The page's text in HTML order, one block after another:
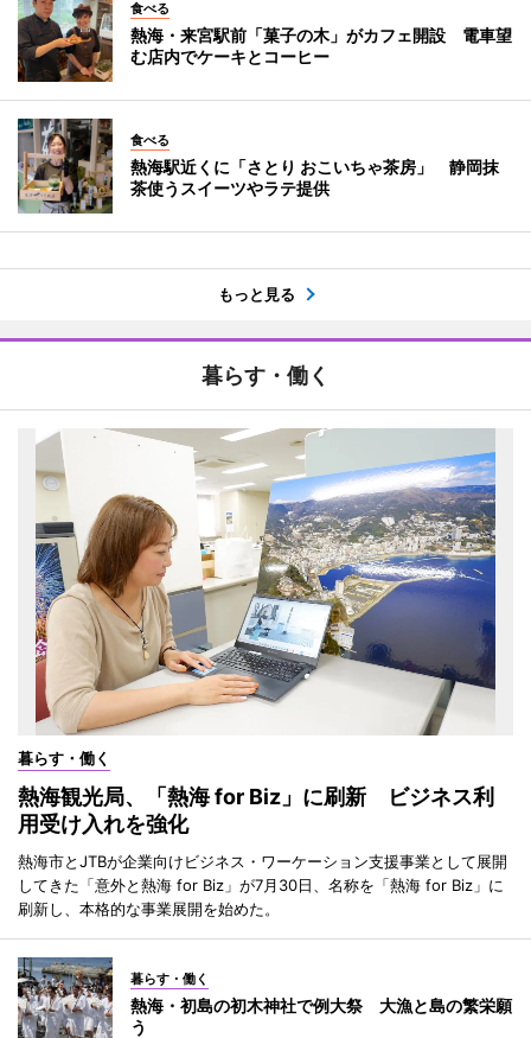
食べる
熱海・来宮駅前「菓子の木」がカフェ開設 電車望
む店内でケーキとコーヒー
食べる
熱海駅近くに「さとり おこいちゃ茶房」 静岡抹
茶使うスイーツやラテ提供
もっと見る
暮らす・働く
暮らす・働く
熱海観光局、「熱海 for Biz」に刷新 ビジネス利
用受け入れを強化
熱海市とJTBが企業向けビジネス・ワーケーション支援事業として展開
してきた「意外と熱海 for Biz」が7月30日、名称を「熱海 for Biz」に
刷新し、本格的な事業展開を始めた。
暮らす・働く
熱海・初島の初木神社で例大祭 大漁と島の繁栄願
う